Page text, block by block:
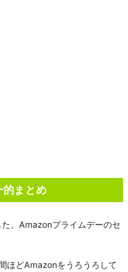
まとめ
、Amazonプライムデーのセ
ほどAmazonをうろうろして